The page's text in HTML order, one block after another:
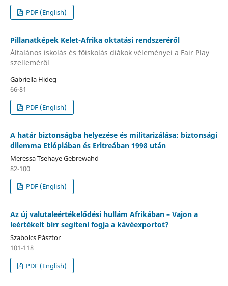
PDF (English)
Pillanatképek Kelet-Afrika oktatási rendszeréről
Általános iskolás és főiskolás diákok véleményei a Fair Play
szelleméről
Gabriella Hideg
66-81
PDF (English)
A határ biztonságba helyezése és militarizálása: biztonsági
dilemma Etiópiában és Eritreában 1998 után
Meressa Tsehaye Gebrewahd
82-100
PDF (English)
Az új valutaleértékelődési hullám Afrikában – Vajon a
leértékelt birr segíteni fogja a kávéexportot?
Szabolcs Pásztor
101-118
PDF (English)